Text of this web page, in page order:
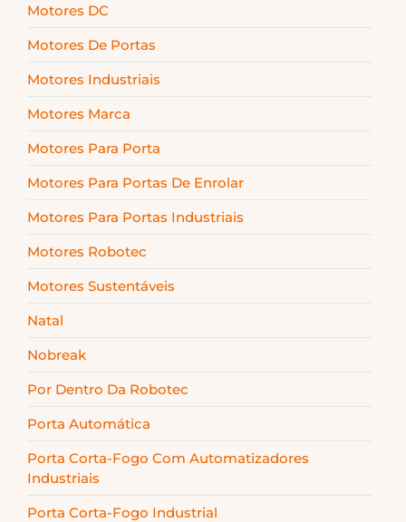
Motores DC
Motores De Portas
Motores Industriais
Motores Marca
Motores Para Porta
Motores Para Portas De Enrolar
Motores Para Portas Industriais
Motores Robotec
Motores Sustentáveis
Natal
Nobreak
Por Dentro Da Robotec
Porta Automática
Porta Corta-Fogo Com Automatizadores
Industriais
Porta Corta-Fogo Industrial